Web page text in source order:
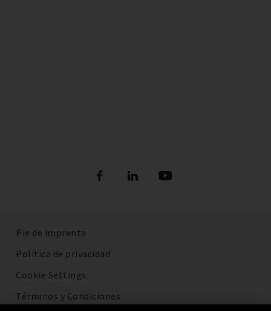
Pie de imprenta
Política de privacidad
Cookie Settings
Términos y Condiciones